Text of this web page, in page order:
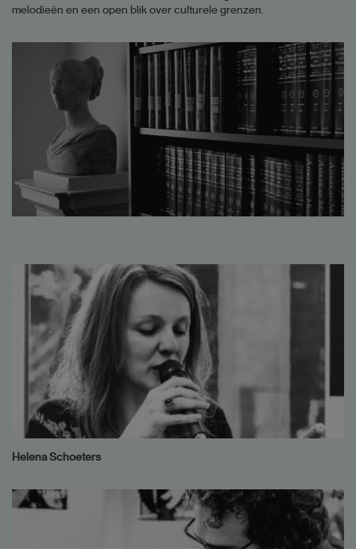
melodieën en een open blik over culturele grenzen.
Helena Schoeters